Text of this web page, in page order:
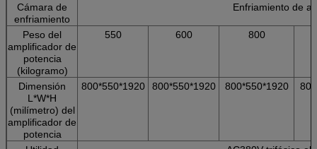
Cámara de
enfriamiento
Enfriamiento de
Peso del
amplificador de
potencia
(kilogramo)
550 600 800
Dimensión
L*W*H
(milímetro) del
amplificador de
potencia
800*550*1920 800*550*1920 800*550*1920